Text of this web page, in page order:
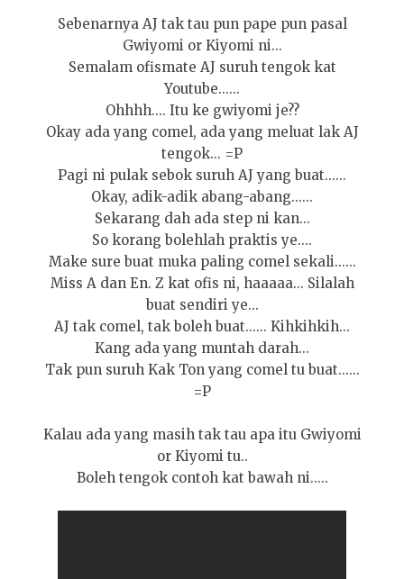
Sebenarnya AJ tak tau pun pape pun pasal
Gwiyomi or Kiyomi ni...
Semalam ofismate AJ suruh tengok kat
Youtube......
Ohhhh.... Itu ke gwiyomi je??
Okay ada yang comel, ada yang meluat lak AJ
tengok... =P
Pagi ni pulak sebok suruh AJ yang buat......
Okay, adik-adik abang-abang......
Sekarang dah ada step ni kan...
So korang bolehlah praktis ye....
Make sure buat muka paling comel sekali......
Miss A dan En. Z kat ofis ni, haaaaa... Silalah
buat sendiri ye...
AJ tak comel, tak boleh buat...... Kihkihkih...
Kang ada yang muntah darah...
Tak pun suruh Kak Ton yang comel tu buat......
=P
Kalau ada yang masih tak tau apa itu Gwiyomi
or Kiyomi tu..
Boleh tengok contoh kat bawah ni.....